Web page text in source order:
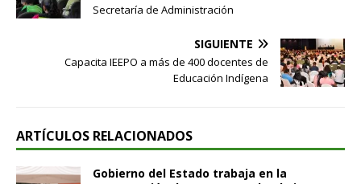
Secretaría de Administración
SIGUIENTE
Capacita IEEPO a más de 400 docentes de
Educación Indígena
ARTÍCULOS RELACIONADOS
Gobierno del Estado trabaja en la